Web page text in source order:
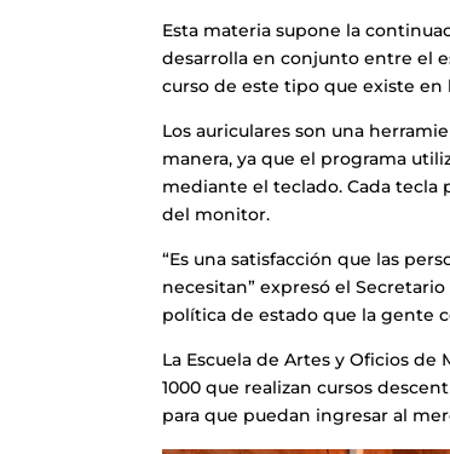
Esta materia supone la
desarrolla en conjunto entre el
curso de este tipo que existe en
Los auriculares son una
manera, ya que el programa
mediante el teclado. Cada tecla
del monitor.
“Es una satisfacción que las
necesitan” expresó el
política de estado que la gente
La Escuela de Artes y Oficios
1000 que realizan cursos
para que puedan ingresar al